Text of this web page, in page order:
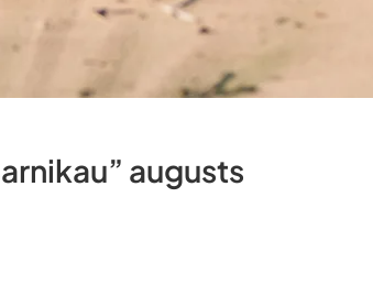
augusts